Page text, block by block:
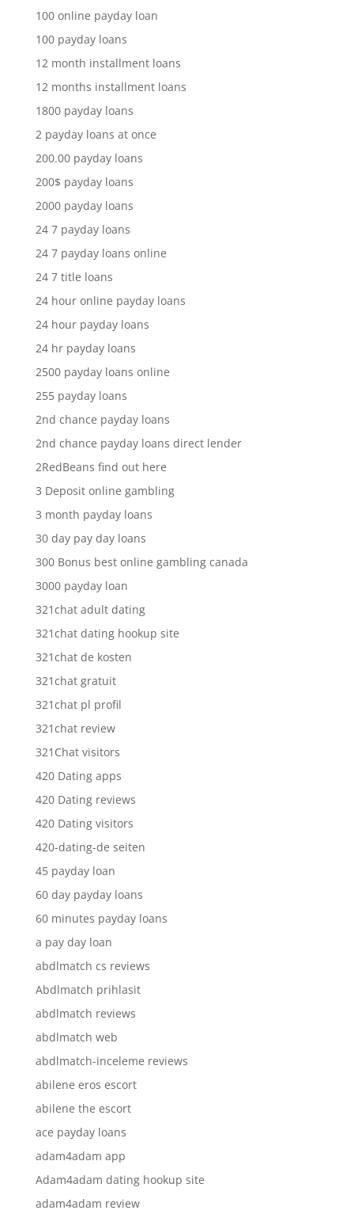
100 online payday loan
100 payday loans
12 month installment loans
12 months installment loans
1800 payday loans
2 payday loans at once
200.00 payday loans
200$ payday loans
2000 payday loans
24 7 payday loans
24 7 payday loans online
24 7 title loans
24 hour online payday loans
24 hour payday loans
24 hr payday loans
2500 payday loans online
255 payday loans
2nd chance payday loans
2nd chance payday loans direct lender
2RedBeans find out here
3 Deposit online gambling
3 month payday loans
30 day pay day loans
300 Bonus best online gambling canada
3000 payday loan
321chat adult dating
321chat dating hookup site
321chat de kosten
321chat gratuit
321chat pl profil
321chat review
321Chat visitors
420 Dating apps
420 Dating reviews
420 Dating visitors
420-dating-de seiten
45 payday loan
60 day payday loans
60 minutes payday loans
a pay day loan
abdlmatch cs reviews
Abdlmatch prihlasit
abdlmatch reviews
abdlmatch web
abdlmatch-inceleme reviews
abilene eros escort
abilene the escort
ace payday loans
adam4adam app
Adam4adam dating hookup site
adam4adam review